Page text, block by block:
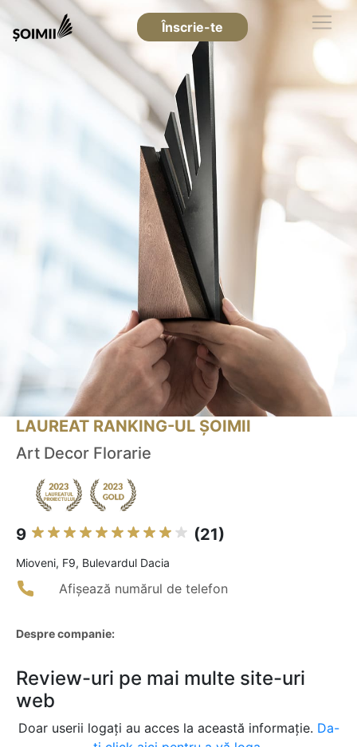
Înscrie-te
LAUREAT RANKING-UL ȘOIMII
Art Decor Florarie
9 (21)
Mioveni, F9, Bulevardul Dacia
Afișează numărul de telefon
Despre companie:
Review-uri pe mai multe site-uri
web
Doar userii logați au acces la această informație. Da-